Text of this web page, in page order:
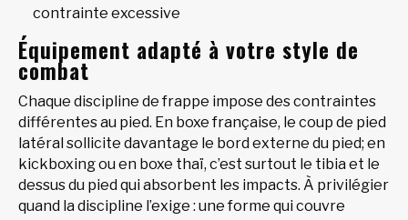
contrainte excessive
Équipement adapté à votre style de
combat
Chaque discipline de frappe impose des contraintes
différentes au pied. En boxe française, le coup de pied
latéral sollicite davantage le bord externe du pied; en
kickboxing ou en boxe thaï, c’est surtout le tibia et le
dessus du pied qui absorbent les impacts. À privilégier
quand la discipline l’exige : une forme qui couvre